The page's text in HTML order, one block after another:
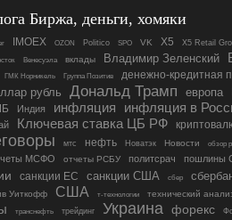
Биржа, деньги, хомяки
IMOEX OZON Politico SPO VK X5 X5 Retail
Венесуэла вклады Владимир Зеленский
ГМК Норникель Группа Позитив денежно-кредитная
рубль Дональд Трамп европа
Индия инфляция инфляция в
Ключевая ставка ЦБ РФ
мтс нефть Новатэк Новости обзор
МСФО отчеты РСБУ политсрач пошлины
санкции ЕС санкции США сбер
Уиткофф США т-технологии технический
транснефть трейдинг Украина форекс